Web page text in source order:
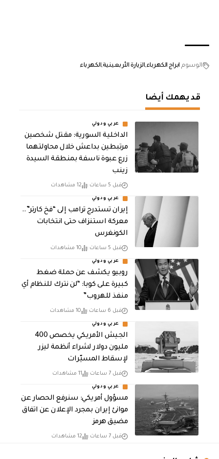
الوسوم ابراج الكهرباءالزيارة الأربعينيةالكهرباء
قد يهمك أيضا
عربي ودولي
الداخلية السورية: مقتل شخصين
مرتبطين بداعش خلال محاولتهما
زرع عبوة ناسفة بمنطقة السيدة
زينب
قبل 5 ساعات 12 مشاهدات
عربي ودولي
إيران تستدرج ترامب إلى “فخ كارتر”..
معركة استنزاف حتى انتخابات
الكونغرس
قبل 5 ساعات 10 مشاهدات
عربي ودولي
روبيو يكشف عن حملة ضغط
كبيرة على كوبا: “لن نترك للنظام أي
منفذ للهروب”
قبل 6 ساعات 10 مشاهدات
عربي ودولي
الجيش الأمريكي يخصص 400
مليون دولار لشراء أنظمة ليزر
لإسقاط المسيّرات
قبل 7 ساعات 11 مشاهدات
عربي ودولي
مسؤول أمريكي: سنرفع الحصار عن
موانئ إيران بمجرد الإعلان عن اتفاق
مضيق هرمز
قبل 7 ساعات 12 مشاهدات